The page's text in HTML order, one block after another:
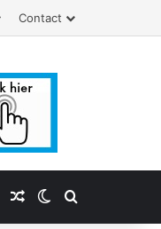
Contact
Willekeurig artikel
Switch skin
Zoeken